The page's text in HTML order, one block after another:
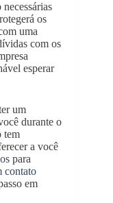
os
uma
com os
esperar
um
durante o
tem
a você
para
contato
em